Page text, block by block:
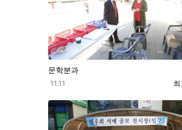
문학분과
등록일
11.11